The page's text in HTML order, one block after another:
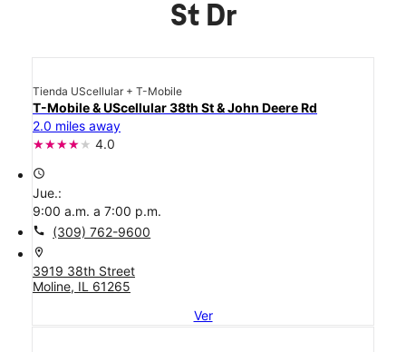
St Dr
Tienda UScellular + T-Mobile
T-Mobile & UScellular 38th St & John Deere Rd
2.0 miles away
4.0
access_time
Jue.:
9:00 a.m. a 7:00 p.m.
call (309) 762-9600
location_on
3919 38th Street
Moline, IL 61265
Ver